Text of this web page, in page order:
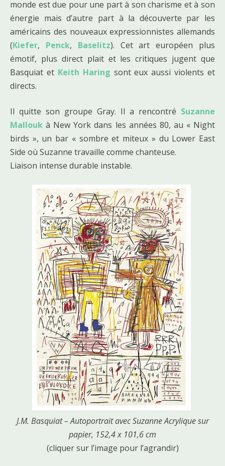
monde est due pour une part à son charisme et à son
énergie mais d’autre part à la découverte par les
américains des nouveaux expressionnistes allemands
(Kiefer, Penck, Baselitz). Cet art européen plus
émotif, plus direct plait et les critiques jugent que
Basquiat et Keith Haring sont eux aussi violents et
directs.
Il quitte son groupe Gray. Il a rencontré Suzanne
Mallouk à New York dans les années 80, au « Night
birds », un bar « sombre et miteux » du Lower East
Side où Suzanne travaille comme chanteuse.
Liaison intense durable instable.
J.M. Basquiat – Autoportrait avec Suzanne Acrylique sur
papier, 152,4 x 101,6 cm
(cliquer sur l’image pour l’agrandir)